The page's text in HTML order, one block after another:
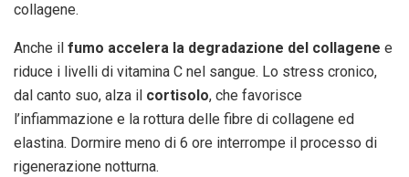
collagene.
Anche il fumo accelera la degradazione del collagene e
riduce i livelli di vitamina C nel sangue. Lo stress cronico,
dal canto suo, alza il cortisolo, che favorisce
l’infiammazione e la rottura delle fibre di collagene ed
elastina. Dormire meno di 6 ore interrompe il processo di
rigenerazione notturna.